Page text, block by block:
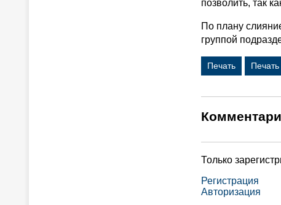
позволить, так
По плану
группой
Печать
Только
Регистрация
Авторизация